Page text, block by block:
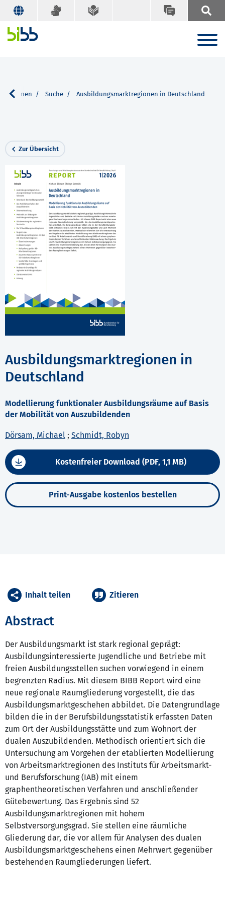
Suche Ausbildungsmarktregionen in Deutschland
Zur Übersicht
Ausbildungsmarktregionen in
Deutschland
Modellierung funktionaler Ausbildungsräume auf Basis
der Mobilität von Auszubildenden
Dörsam, Michael ; Schmidt, Robyn
Kostenfreier Download (PDF, 1,1 MB)
Print-Ausgabe kostenlos bestellen
Abstract
Der Ausbildungsmarkt ist stark regional geprägt:
Ausbildungsinteressierte Jugendliche und Betriebe mit
freien Ausbildungsstellen suchen vorwiegend in einem
begrenzten Radius. Mit diesem BIBB Report wird eine
neue regionale Raumgliederung vorgestellt, die das
Ausbildungsmarktgeschehen abbildet. Die Datengrundlage
bilden die in der Berufsbildungsstatistik erfassten Daten
zum Ort der Ausbildungsstätte und zum Wohnort der
dualen Auszubildenden. Methodisch orientiert sich die
Untersuchung am Vorgehen der etablierten Modellierung
von Arbeitsmarktregionen des Instituts für Arbeitsmarkt-
und Berufsforschung (IAB) mit einem
graphentheoretischen Verfahren und anschließender
Gütebewertung. Das Ergebnis sind 52
Ausbildungsmarktregionen mit hohem
Selbstversorgungsgrad. Sie stellen eine räumliche
Gliederung dar, die vor allem für Analysen des dualen
Ausbildungsmarktgeschehens einen Mehrwert gegenüber
bestehenden Raumgliederungen liefert.
Inhalt teilen Zitieren